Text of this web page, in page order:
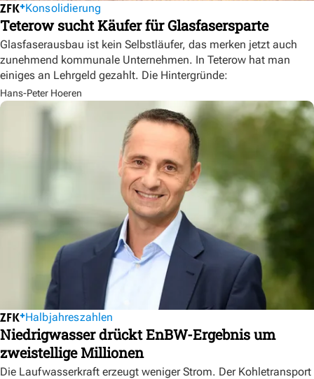
Konsolidierung
Teterow sucht Käufer für Glasfasersparte
Glasfaserausbau ist kein Selbstläufer, das merken jetzt auch
zunehmend kommunale Unternehmen. In Teterow hat man
einiges an Lehrgeld gezahlt. Die Hintergründe:
Hans-Peter Hoeren
Halbjahreszahlen
Niedrigwasser drückt EnBW-Ergebnis um
zweistellige Millionen
Die Laufwasserkraft erzeugt weniger Strom. Der Kohletransport